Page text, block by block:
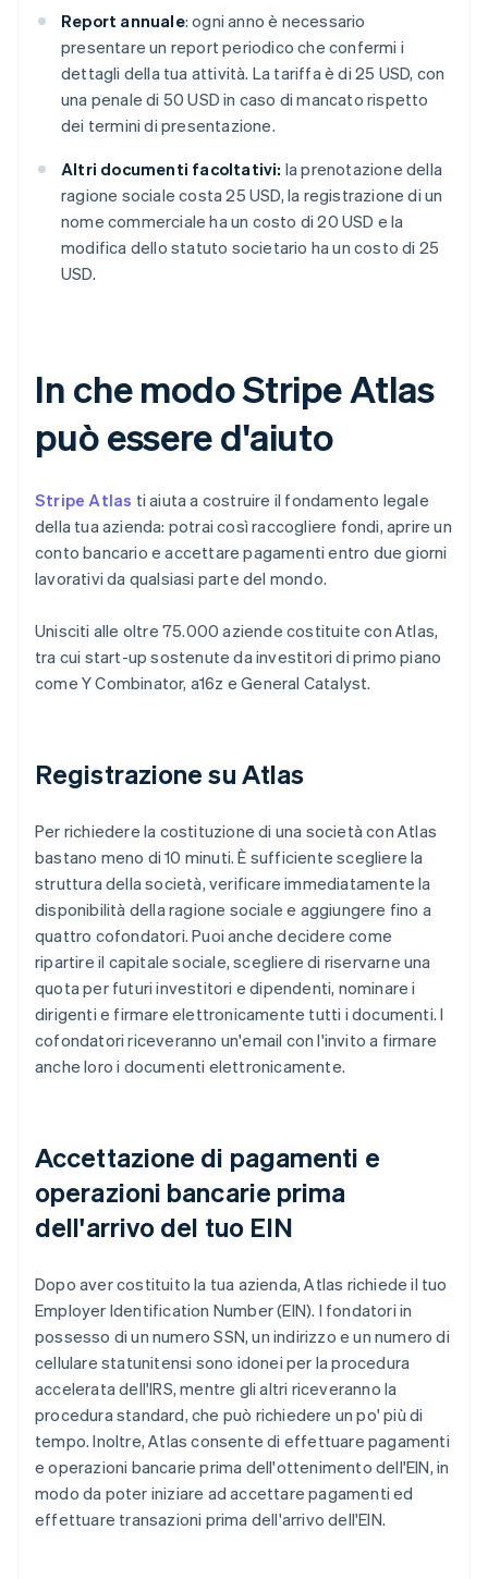
Report annuale: ogni anno è necessario
presentare un report periodico che confermi i
dettagli della tua attività. La tariffa è di 25 USD, con
una penale di 50 USD in caso di mancato rispetto
dei termini di presentazione.
Altri documenti facoltativi: la prenotazione della
ragione sociale costa 25 USD, la registrazione di un
nome commerciale ha un costo di 20 USD e la
modifica dello statuto societario ha un costo di 25
USD.
In che modo Stripe Atlas
può essere d'aiuto
Stripe Atlas ti aiuta a costruire il fondamento legale
della tua azienda: potrai così raccogliere fondi, aprire un
conto bancario e accettare pagamenti entro due giorni
lavorativi da qualsiasi parte del mondo.
Unisciti alle oltre 75.000 aziende costituite con Atlas,
tra cui start-up sostenute da investitori di primo piano
come Y Combinator, a16z e General Catalyst.
Registrazione su Atlas
Per richiedere la costituzione di una società con Atlas
bastano meno di 10 minuti. È sufficiente scegliere la
struttura della società, verificare immediatamente la
disponibilità della ragione sociale e aggiungere fino a
quattro cofondatori. Puoi anche decidere come
ripartire il capitale sociale, scegliere di riservarne una
quota per futuri investitori e dipendenti, nominare i
dirigenti e firmare elettronicamente tutti i documenti. I
cofondatori riceveranno un'email con l'invito a firmare
anche loro i documenti elettronicamente.
Accettazione di pagamenti e
operazioni bancarie prima
dell'arrivo del tuo EIN
Dopo aver costituito la tua azienda, Atlas richiede il tuo
Employer Identification Number (EIN). I fondatori in
possesso di un numero SSN, un indirizzo e un numero di
cellulare statunitensi sono idonei per la procedura
accelerata dell'IRS, mentre gli altri riceveranno la
procedura standard, che può richiedere un po' più di
tempo. Inoltre, Atlas consente di effettuare pagamenti
e operazioni bancarie prima dell'ottenimento dell'EIN, in
modo da poter iniziare ad accettare pagamenti ed
effettuare transazioni prima dell'arrivo dell'EIN.